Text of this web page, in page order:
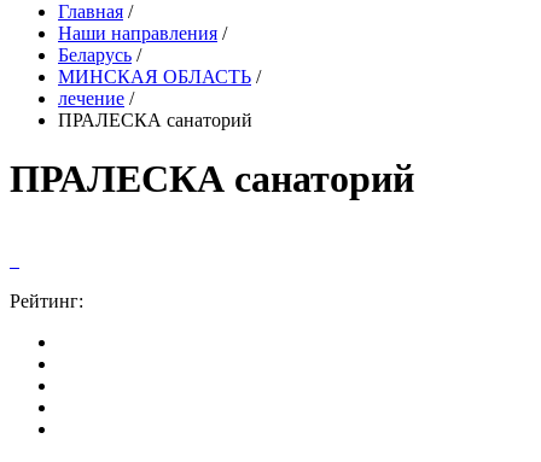
Главная /
Наши направления /
Беларусь /
МИНСКАЯ ОБЛАСТЬ /
лечение /
ПРАЛЕСКА санаторий
ПРАЛЕСКА санаторий
Рейтинг: